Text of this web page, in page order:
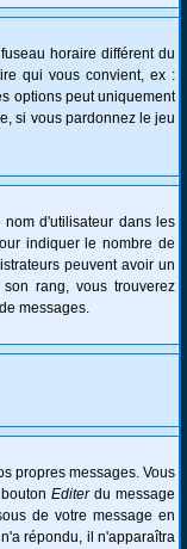
horaire différent du
qui vous convient, ex :
options peut uniquement
si vous pardonnez le jeu
d'utilisateur dans les
indiquer le nombre de
peuvent avoir un
rang, vous trouverez
messages.
propres messages. Vous
boutonEditerdu message
de votre message en
répondu, il n'apparaîtra